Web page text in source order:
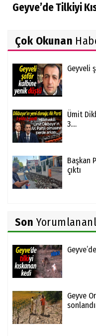
Geyve’de Tilkiyi
Çok Okunan
Geyveli
Ümit
3....
Başkan
çıktı
Son
Geyve